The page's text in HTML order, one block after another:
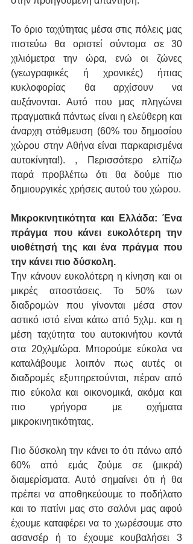
Το όριο ταχύτητας μέσα στις πόλεις μας
πιστεύω θα οριστεί σύντομα σε 30
χιλιόμετρα την ώρα, ενώ οι ζώνες
(γεωγραφικές ή χρονικές) ήπιας
κυκλοφορίας θα αρχίσουν να
αυξάνονται. Αυτό που μας πληγώνει
πραγματικά πάντως είναι η ελεύθερη και
άναρχη στάθμευση (60% του δημοσίου
χώρου στην Αθήνα είναι παρκαρισμένα
αυτοκίνητα!). , Περισσότερο ελπίζω
παρά προβλέπω ότι θα δούμε πιο
δημιουργικές χρήσεις αυτού του χώρου.
Μικροκινητικότητα και Ελλάδα: Ένα
πράγμα που κάνει ευκολότερη την
υιοθέτησή της και ένα πράγμα που
την κάνει πιο δύσκολη.
Την κάνουν ευκολότερη η κίνηση και οι
μικρές αποστάσεις. Το 50% των
διαδρομών που γίνονται μέσα στον
αστικό ιστό είναι κάτω από 5χλμ. και η
μέση ταχύτητα του αυτοκινήτου κοντά
στα 20χλμ/ώρα. Μπορούμε εύκολα να
καταλάβουμε λοιπόν πως αυτές οι
διαδρομές εξυπηρετούνται, πέραν από
πιο εύκολα και οικονομικά, ακόμα και
πιο γρήγορα με οχήματα
μικροκινητικότητας.
Πιο δύσκολη την κάνει το ότι πάνω από
60% από εμάς ζούμε σε (μικρά)
διαμερίσματα. Αυτό σημαίνει ότι ή θα
πρέπει να αποθηκεύουμε το ποδήλατο
και το πατίνι μας στο σαλόνι μας αφού
έχουμε καταφέρει να το χωρέσουμε στο
ασανσέρ ή το έχουμε κουβαλήσει 3